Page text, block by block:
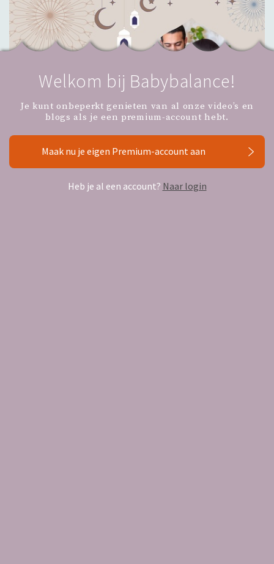
Ramadan, zwangerschap en borstvoeding
Welkom bij Babybalance!
Je kunt onbeperkt genieten van al onze video’s en
blogs als je een premium-account hebt.
Maak nu je eigen Premium-account aan
Heb je al een account? Naar login